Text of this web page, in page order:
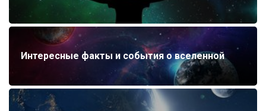
Интересные факты и события о вселенной